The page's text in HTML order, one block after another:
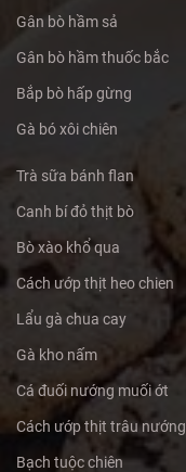
Gân bò hầm sả
Gân bò hầm thuốc bắc
Bắp bò hấp gừng
Gà bó xôi chiên
Trà sữa bánh flan
Canh bí đỏ thịt bò
Bò xào khổ qua
Cách ướp thịt heo chien
Lẩu gà chua cay
Gà kho nấm
Cá đuối nướng muối ớt
Cách ướp thịt trâu nướng
Bạch tuộc chiên